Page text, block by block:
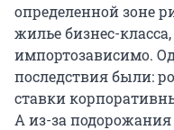
определенной зоне
жилье бизнес-
импортозависимо.
последствия были:
ставки
А из-за